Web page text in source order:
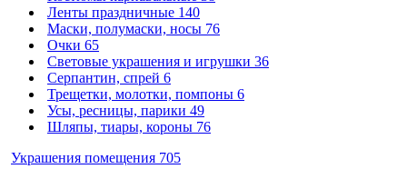
Ленты праздничные 140
Маски, полумаски, носы 76
Очки 65
Световые украшения и игрушки 36
Серпантин, спрей 6
Трещетки, молотки, помпоны 6
Усы, ресницы, парики 49
Шляпы, тиары, короны 76
Украшения помещения 705